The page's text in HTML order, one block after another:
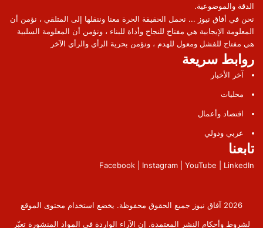
الدقة والموضوعية.
نحن في أفاق نيوز ... نحمل الحقيقة الحرة معنا وننقلها إلى المتلقي ، نؤمن أن
المعلومة الإيجابية هي مفتاح للنجاح وأداة للبناء ، ونؤمن أن المعلومة السلبية
هي مفتاح للفشل ومعول للهدم ، ونؤمن بحرية الرأي والرأي الآخر
روابط سريعة
آخر الأخبار
محليات
اقتصاد وأعمال
عربي ودولي
تابعنا
Facebook | Instagram | YouTube | LinkedIn
2026 آفاق نيوز جميع الحقوق محفوظة. يخضع استخدام محتوى الموقع
لشروط وأحكام النشر المعتمدة. إن الآراء الواردة في المواد المنشورة تعبّر